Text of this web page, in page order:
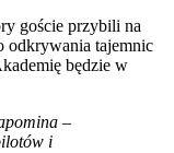
goście przybili na
odkrywania tajemnic
będzie w
–
i